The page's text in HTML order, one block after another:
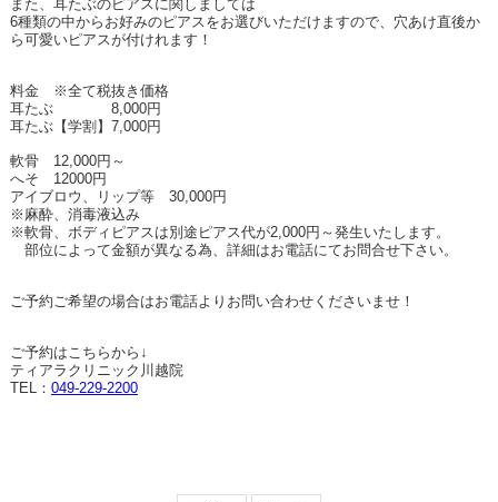
また、耳たぶのピアスに関しましては
6種類の中からお好みのピアスをお選びいただけますので、穴あけ直後か
ら可愛いピアスが付けれます！
料金 ※全て税抜き価格
耳たぶ 8,000円
耳たぶ【学割】 7,000円
軟骨 12,000円～
へそ 12000円
アイブロウ、リップ等 30,000円
※麻酔、消毒液込み
※軟骨、ボディピアスは別途ピアス代が2,000円～発生いたします。
部位によって金額が異なる為、詳細はお電話にてお問合せ下さい。
ご予約ご希望の場合はお電話よりお問い合わせくださいませ！
ご予約はこちらから↓
ティアラクリニック川越院
TEL： 049-229-2200